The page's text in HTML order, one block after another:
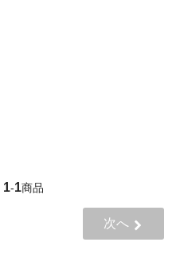
1-1商品
次へ